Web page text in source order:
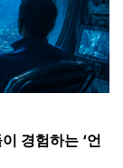
경험하는 ‘언